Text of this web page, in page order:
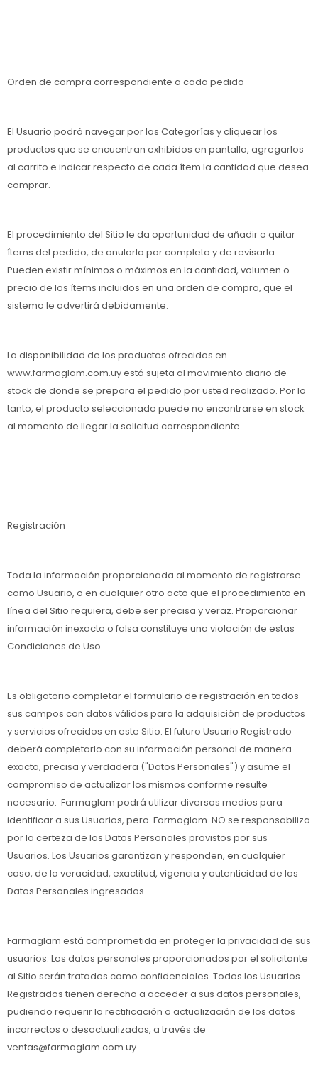
Orden de compra correspondiente a cada pedido
El Usuario podrá navegar por las Categorías y cliquear los
productos que se encuentran exhibidos en pantalla, agregarlos
al carrito e indicar respecto de cada ítem la cantidad que desea
comprar.
El procedimiento del Sitio le da oportunidad de añadir o quitar
ítems del pedido, de anularla por completo y de revisarla.
Pueden existir mínimos o máximos en la cantidad, volumen o
precio de los ítems incluidos en una orden de compra, que el
sistema le advertirá debidamente.
La disponibilidad de los productos ofrecidos en
www.farmaglam.com.uy está sujeta al movimiento diario de
stock de donde se prepara el pedido por usted realizado. Por lo
tanto, el producto seleccionado puede no encontrarse en stock
al momento de llegar la solicitud correspondiente.
Registración
Toda la información proporcionada al momento de registrarse
como Usuario, o en cualquier otro acto que el procedimiento en
línea del Sitio requiera, debe ser precisa y veraz. Proporcionar
información inexacta o falsa constituye una violación de estas
Condiciones de Uso.
Es obligatorio completar el formulario de registración en todos
sus campos con datos válidos para la adquisición de productos
y servicios ofrecidos en este Sitio. El futuro Usuario Registrado
deberá completarlo con su información personal de manera
exacta, precisa y verdadera ("Datos Personales") y asume el
compromiso de actualizar los mismos conforme resulte
necesario. Farmaglam podrá utilizar diversos medios para
identificar a sus Usuarios, pero Farmaglam NO se responsabiliza
por la certeza de los Datos Personales provistos por sus
Usuarios. Los Usuarios garantizan y responden, en cualquier
caso, de la veracidad, exactitud, vigencia y autenticidad de los
Datos Personales ingresados.
Farmaglam está comprometida en proteger la privacidad de sus
usuarios. Los datos personales proporcionados por el solicitante
al Sitio serán tratados como confidenciales. Todos los Usuarios
Registrados tienen derecho a acceder a sus datos personales,
pudiendo requerir la rectificación o actualización de los datos
incorrectos o desactualizados, a través de
ventas@farmaglam.com.uy